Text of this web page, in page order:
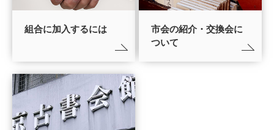
組合に加入するには
市会の紹介・交換会に
ついて